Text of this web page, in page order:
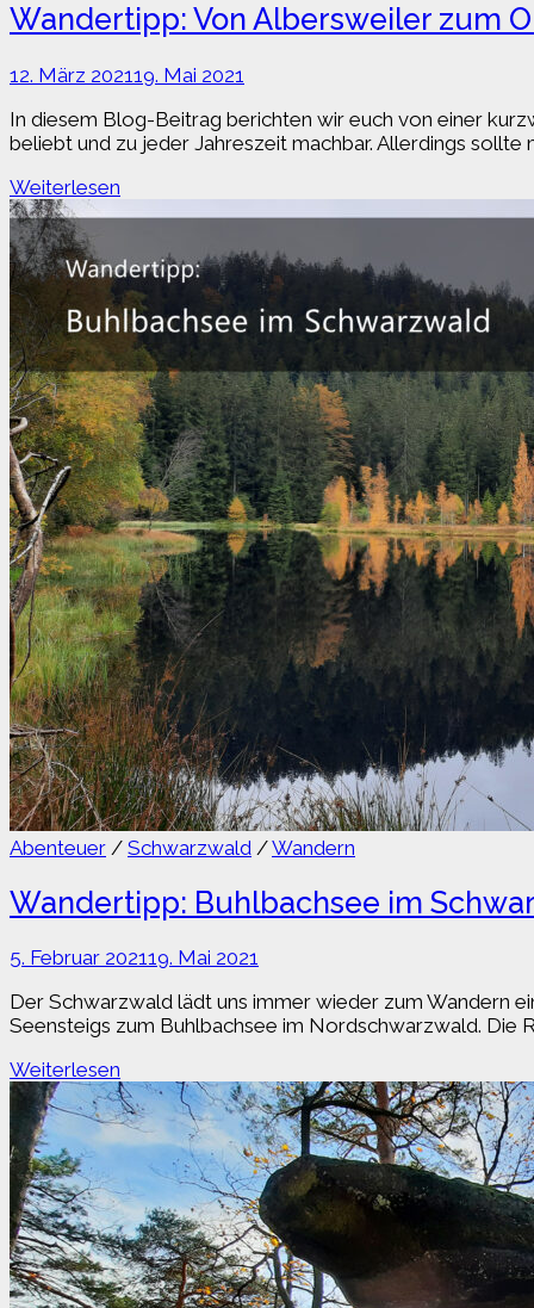
Wandertipp: Von Albersweiler zum
12. März 202119. Mai 2021
In diesem Blog-Beitrag berichten wir euch von einer
beliebt und zu jeder Jahreszeit machbar. Allerdings
Wandertipp:
Von
Albersweiler
zum
Orensfels
(Südpfalz)
Weiterlesen
Abenteuer / Schwarzwald /Wandern
Wandertipp: Buhlbachsee im
5. Februar 202119. Mai 2021
Der Schwarzwald lädt uns immer wieder zum Wandern
Seensteigs zum Buhlbachsee im Nordschwarzwald. Die
Wandertipp:
Buhlbachsee
Schwarzwald
Weiterlesen